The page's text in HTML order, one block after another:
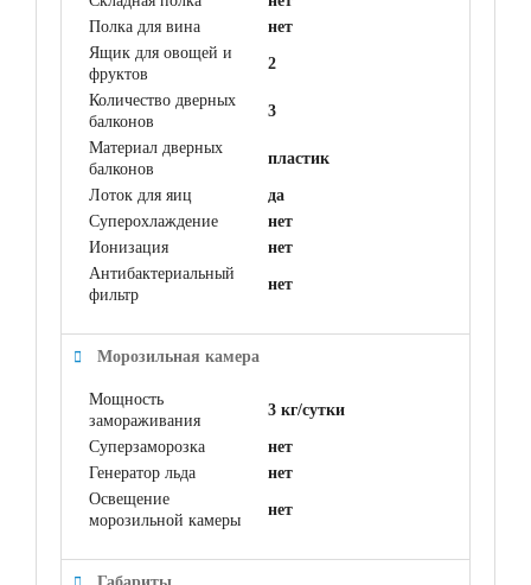
Полка для вина
нет
Ящик для овощей и
фруктов
2
Количество дверных
балконов
3
Материал дверных
балконов
пластик
Лоток для яиц
да
Суперохлаждение
нет
Ионизация
нет
Антибактериальный
фильтр
нет
Морозильная камера
Мощность
замораживания
3 кг/сутки
Суперзаморозка
нет
Генератор льда
нет
Освещение
морозильной камеры
нет